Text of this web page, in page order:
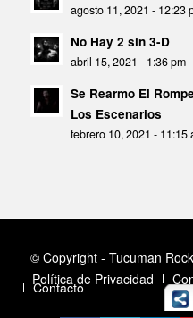
agosto 11, 2021 - 12:23
No Hay 2 sin 3-D
abril 15, 2021 - 1:36 pm
Se Rearmo El
Los Escenarios
febrero 10, 2021 - 11:15
© Copyright - Tucuman Rock
Política de Privacidad
Contacto